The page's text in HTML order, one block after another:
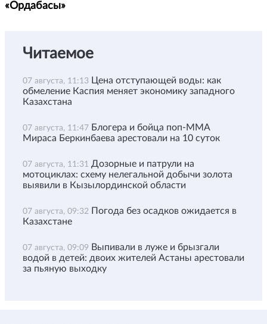
«Ордабасы»
Читаемое
07 августа, 11:13 Цена отступающей воды: как
обмеление Каспия меняет экономику западного
Казахстана
07 августа, 11:47 Блогера и бойца поп-ММА
Мираса Беркинбаева арестовали на 10 суток
07 августа, 11:31 Дозорные и патрули на
мотоциклах: схему нелегальной добычи золота
выявили в Кызылординской области
07 августа, 09:32 Погода без осадков ожидается в
Казахстане
07 августа, 09:09 Выпивали в луже и брызгали
водой в детей: двоих жителей Астаны арестовали
за пьяную выходку